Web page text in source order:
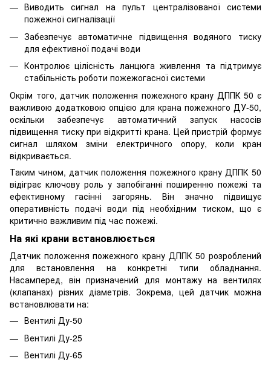
Виводить сигнал на пульт централізованої системи
пожежної сигналізації
Забезпечує автоматичне підвищення водяного тиску
для ефективної подачі води
Контролює цілісність ланцюга живлення та підтримує
стабільність роботи пожежогасної системи
Окрім того, датчик положення пожежного крану ДППК 50 є
важливою додатковою опцією для крана пожежного ДУ-50,
оскільки забезпечує автоматичний запуск насосів
підвищення тиску при відкритті крана. Цей пристрій формує
сигнал шляхом зміни електричного опору, коли кран
відкривається.
Таким чином, датчик положення пожежного крану ДППК 50
відіграє ключову роль у запобіганні поширенню пожежі та
ефективному гасінні загорянь. Він значно підвищує
оперативність подачі води під необхідним тиском, що є
критично важливим під час пожежі.
На які крани встановлюється
Датчик положення пожежного крану ДППК 50 розроблений
для встановлення на конкретні типи обладнання.
Насамперед, він призначений для монтажу на вентилях
(клапанах) різних діаметрів. Зокрема, цей датчик можна
встановлювати на:
Вентилі Ду-50
Вентилі Ду-25
Вентилі Ду-65